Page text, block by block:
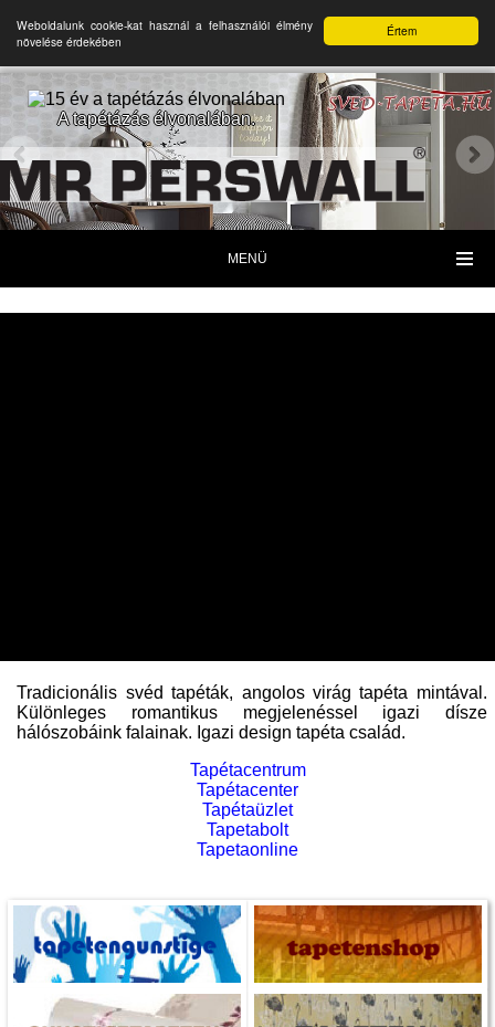
Értem
Weboldalunk cookie-kat használ a felhasználói élmény
növelése érdekében
A tapétázás élvonalában.
MENÜ
Tradicionális svéd tapéták, angolos virág tapéta mintával.
Különleges romantikus megjelenéssel igazi dísze
hálószobáink falainak. Igazi design tapéta család.
Tapétacentrum
Tapétacenter
Tapétaüzlet
Tapetabolt
Tapetaonline